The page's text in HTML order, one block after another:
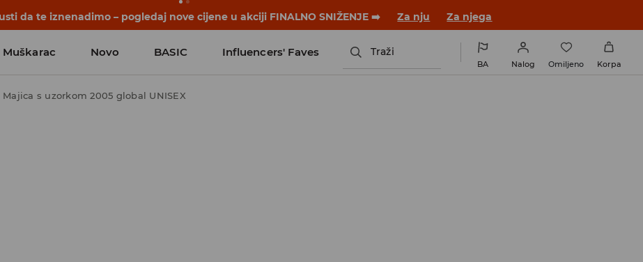
počinju prije prvog školskog zvona. Započni školsku godinu u novom outfitu! Za nju Za njega
Muškarac Novo BASIC Influencers' Faves Traži
BA Nalog Omiljeno Korpa
Majica s uzorkom 2005 global UNISEX